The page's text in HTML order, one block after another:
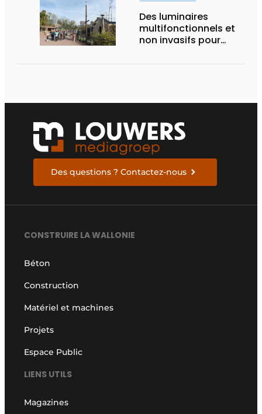
Des luminaires
multifonctionnels et
non invasifs pour
Des questions ? Contactez-nous
CONSTRUIRE LA WALLONIE
Béton
Construction
Matériel et machines
Projets
Espace Public
LIENS UTILS
Magazines